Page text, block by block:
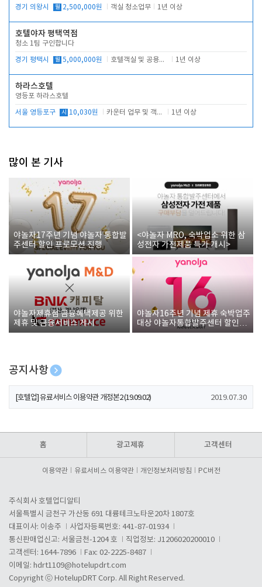
경기 의왕시 월 2,500,000원 객실 청소업무 1년 이상
호텔야자 평택역점
청소 1팀 구인합니다
경기 평택시 월 5,000,000원 호텔객실 및 공용시설 청소 관리 1년 이상
하라스호텔
영등포 하라스호텔
서울 영등포구 시 10,030원 카운터 업무 및 객실관리(청소상태 확인, 객실판매) 1년 이상
많이 본 기사
야놀자17주년 기념 야놀자 통합발
주센터 할인 프로모션 진행
<야놀자 MRO, 숙박업소 위한 삼
성전자 가전제품 특가 개시>
야놀자제휴점 금융혜택제공 위한
제휴 및 금융서비스 게시
야놀자16주년 기념 제휴 숙박업주
대상 야놀자통합발주센터 할인쿠
폰 증정
공지사항
[호텔업] 개인정보 처리방침 개정본1 (19.09.02)
[호텔업] 유료서비스 이용약관 개정본2 (19.09.02) 2019.07.30
홈 광고제휴 고객센터
이용약관 유료서비스 이용약관 개인정보처리방침 PC버전
주식회사 호텔업디알티
서울특별시 금천구 가산동 691 대륭테크노타운20차 1807호
대표이사: 이송주
사업자등록번호: 441-87-01934
통신판매업신고: 서울금천-1204 호
직업정보: J1206020200010
고객센터: 1644-7896
Fax: 02-2225-8487
이메일: hdrt1109@hotelupdrt.com
Copyright ⓒ HotelupDRT Corp. All Right Reserved.